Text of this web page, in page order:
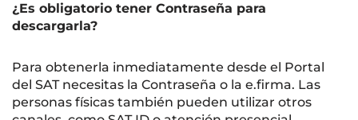
¿Es obligatorio tener Contraseña para
descargarla?
Para obtenerla inmediatamente desde el Portal
del SAT necesitas la Contraseña o la e.firma. Las
personas físicas también pueden utilizar otros